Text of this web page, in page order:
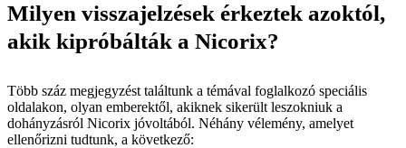
Milyen visszajelzések érkeztek azoktól,
akik kipróbálták a Nicorix?
Több száz megjegyzést találtunk a témával foglalkozó speciális
oldalakon, olyan emberektől, akiknek sikerült leszokniuk a
dohányzásról Nicorix jóvoltából. Néhány vélemény, amelyet
ellenőrizni tudtunk, a következő: